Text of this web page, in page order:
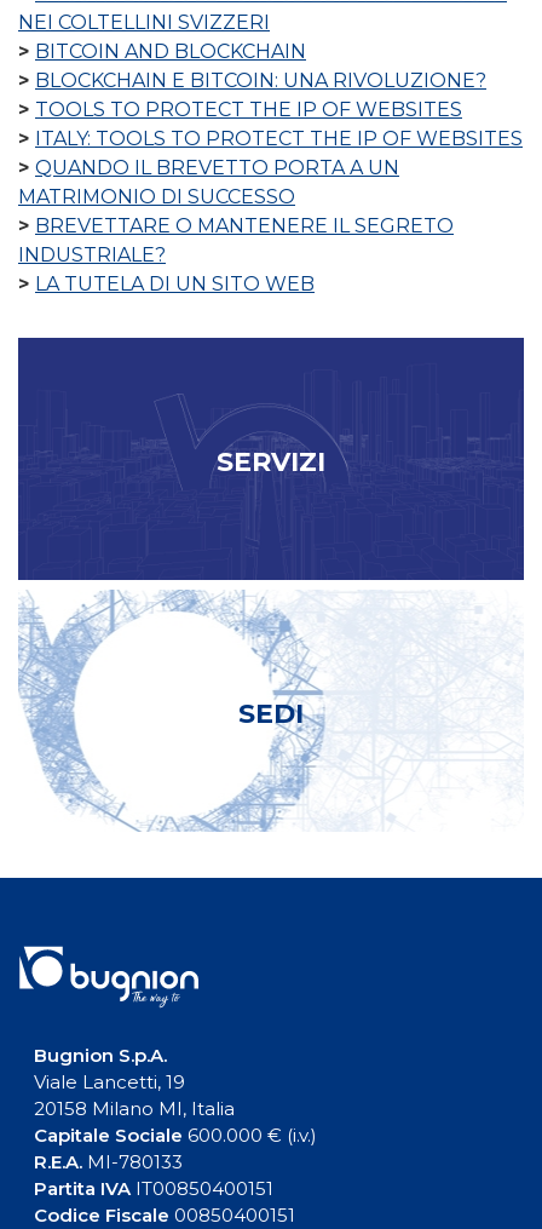
NEI COLTELLINI SVIZZERI
BITCOIN AND BLOCKCHAIN
BLOCKCHAIN E BITCOIN: UNA RIVOLUZIONE?
TOOLS TO PROTECT THE IP OF WEBSITES
ITALY: TOOLS TO PROTECT THE IP OF WEBSITES
QUANDO IL BREVETTO PORTA A UN
MATRIMONIO DI SUCCESSO
BREVETTARE O MANTENERE IL SEGRETO
INDUSTRIALE?
LA TUTELA DI UN SITO WEB
SERVIZI
SEDI
Bugnion S.p.A.
Viale Lancetti, 19
20158 Milano MI, Italia
Capitale Sociale 600.000 € (i.v.)
R.E.A.MI-780133
Partita IVAIT00850400151
Codice Fiscale 00850400151